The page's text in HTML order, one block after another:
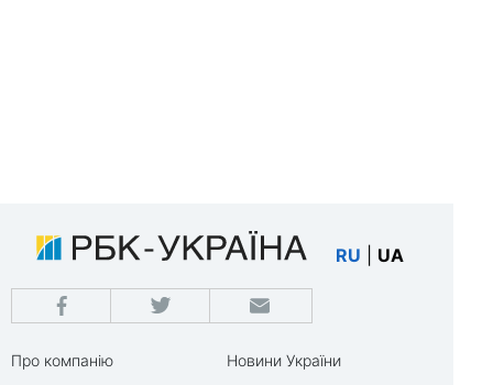
RU UA
Про компанію
Новини України